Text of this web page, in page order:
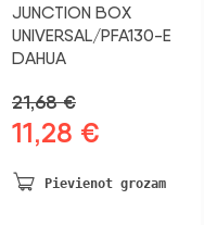
JUNCTION BOX
UNIVERSAL/PFA130-E
DAHUA
21,68€
Sākotnējā
bija:
11,28 €
ir:
Pievienot grozam